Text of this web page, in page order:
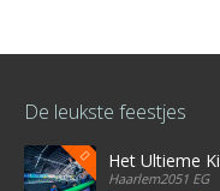
De leukste feestjes
Het Ultieme
Haarlem2051 EG